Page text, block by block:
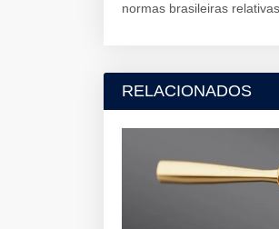
normas brasileiras
RELACIONADOS